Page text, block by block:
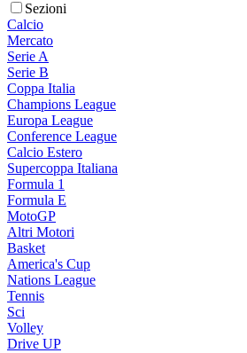
Sezioni
Calcio
Mercato
Serie A
Serie B
Coppa Italia
Champions League
Europa League
Conference League
Calcio Estero
Supercoppa Italiana
Formula 1
Formula E
MotoGP
Altri Motori
Basket
America's Cup
Nations League
Tennis
Sci
Volley
Drive UP